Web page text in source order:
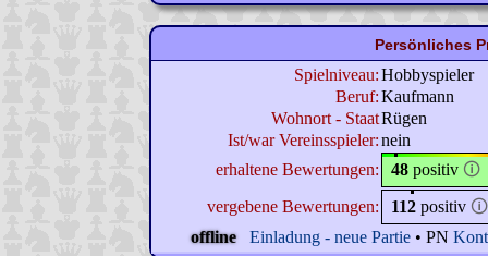
Persönliches
Spielniveau:Hobbyspieler
Beruf:Kaufmann
Wohnort - StaatRügen
Ist/war Vereinsspieler:nein
erhaltene Bewertungen:
48 positiv 🛈
vergebene Bewertungen:
112 positiv 🛈
offline
Einladung - neue Partie • PN